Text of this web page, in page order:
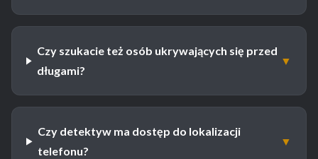
Czy szukacie też osób ukrywających się przed
długami?
▼
Czy detektyw ma dostęp do lokalizacji
telefonu?
▼